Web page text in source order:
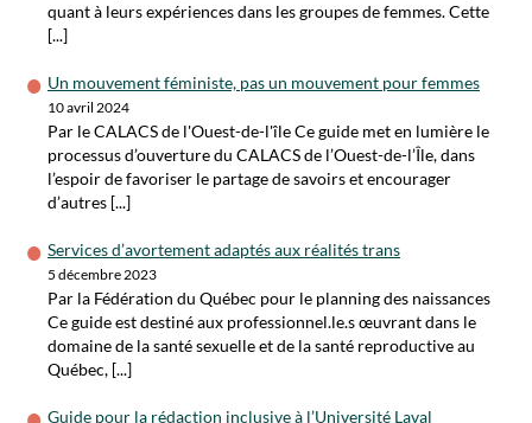
quant à leurs expériences dans les groupes de femmes. Cette
[...]
Un mouvement féministe, pas un mouvement pour femmes
10 avril 2024
Par le CALACS de l'Ouest-de-l'île Ce guide met en lumière le
processus d’ouverture du CALACS de l’Ouest-de-l’Île, dans
l’espoir de favoriser le partage de savoirs et encourager
d’autres [...]
Services d’avortement adaptés aux réalités trans
5 décembre 2023
Par la Fédération du Québec pour le planning des naissances
Ce guide est destiné aux professionnel.le.s œuvrant dans le
domaine de la santé sexuelle et de la santé reproductive au
Québec, [...]
Guide pour la rédaction inclusive à l’Université Laval